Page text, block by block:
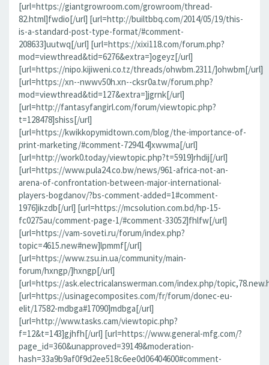
[url=https://giantgrowroom.com/growroom/thread-
82.html]fwdio[/url] [url=http://builtbbq.com/2014/05/19/this-
is-a-standard-post-type-format/#comment-
208633]uutwq[/url] [url=https://xixi118.com/forum.php?
mod=viewthread&tid=6276&extra=]ogeyz[/url]
[url=https://nipo.kijiweni.co.tz/threads/ohwbm.2311/]ohwbm[/url]
[url=https://xn--nwwv50h.xn--cksr0a.tw/forum.php?
mod=viewthread&tid=127&extra=]jgrnk[/url]
[url=http://fantasyfangirl.com/forum/viewtopic.php?
t=128478]shiss[/url]
[url=https://kwikkopymidtown.com/blog/the-importance-of-
print-marketing/#comment-729414]xwwma[/url]
[url=http://work0.today/viewtopic.php?t=5919]rhdij[/url]
[url=https://www.pula24.co.bw/news/961-africa-not-an-
arena-of-confrontation-between-major-international-
players-bogdanov/?bs-comment-added=1#comment-
1976]ikzdb[/url] [url=https://mcsolution.com.bd/hp-15-
fc0275au/comment-page-1/#comment-33052]fhlfw[/url]
[url=https://vam-soveti.ru/forum/index.php?
topic=4615.new#new]lpmmf[/url]
[url=https://www.zsu.in.ua/community/main-
forum/hxngp/]hxngp[/url]
[url=https://ask.electricalanswerman.com/index.php/
[url=https://usinagecomposites.com/fr/forum/donec-eu-
elit/17582-mdbga#17090]mdbga[/url]
[url=http://www.tasks.cam/viewtopic.php?
f=12&t=143]gjhfh[/url] [url=https://www.general-mfg.com/?
page_id=360&unapproved=39149&moderation-
hash=33a9b9af0f9d2ee518c6ee0d06404600#comment-